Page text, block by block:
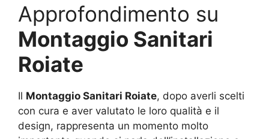
Approfondimento su
Montaggio Sanitari
Roiate
Il Montaggio Sanitari Roiate, dopo averli scelti
con cura e aver valutato le loro qualità e il
design, rappresenta un momento molto